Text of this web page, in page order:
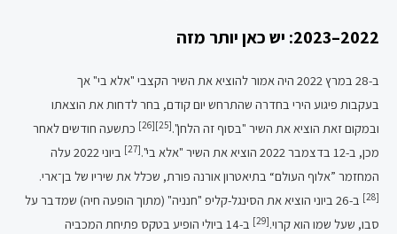
2022–2023: יש כאן יותר מזה
ב-28 במרץ 2022 היה אמור להוציא את השיר הקצבי "אלא בי" אך
בעקבות פיגוע הירי בחדרה שהתרחש יום קודם, בחר לדחות את הוצאתו
ובמקום זאת הוציא את השיר "בסוף זה הלחן".[25]
[26]
כתשעה חודשים לאחר
מכן, ב-12 בדצמבר 2022 הוציא את השיר "אלא בי".
[27]
ביוני 2022 עלה
המחזמר ”אלוף העולם“ בתיאטרון אורנה פורת, שכלל את שיריו של בן־ארי.
[28]
ב-26 ביוני הוציא את הסינגל-קליפ "חנניה" (מתוך הופעה חיה) שמדבר על
סבו, שעל שמו הוא קרוי.[29]
ב-14 ביולי הופיע בטקס פתיחת המכביה